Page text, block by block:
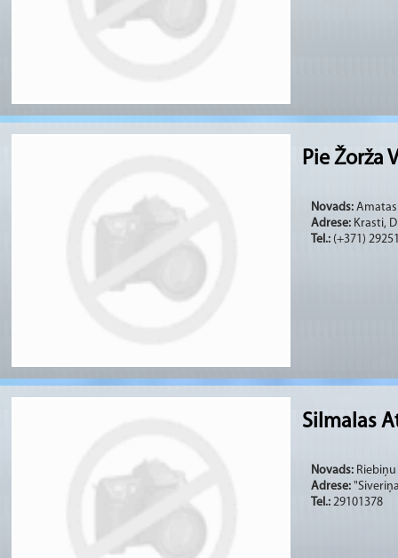
Pie Žorža
Novads:
Adrese: Krasti,
Tel.: (+371)
Silmalas
Novads:
Adrese:
Tel.: 29101378